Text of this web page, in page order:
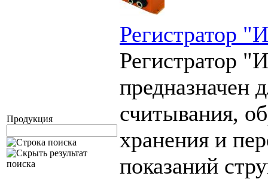
Продукция
Регистратор
Регистратор
предназначен
считывания,
хранения и
показаний